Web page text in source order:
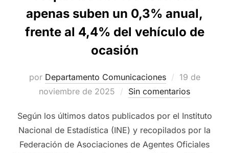
apenas suben un 0,3% anual,
frente al 4,4% del vehículo de
ocasión
por Departamento Comunicaciones
Publicado
el
19 de
noviembre de 2025
Sin comentarios
Según los últimos datos publicados por el Instituto
Nacional de Estadística (INE) y recopilados por la
Federación de Asociaciones de Agentes Oficiales